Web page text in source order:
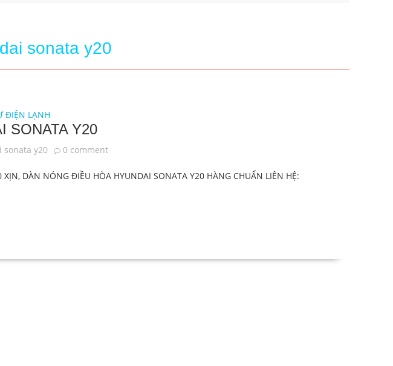
sonata y20
ĐIỆN LẠNH
SONATA Y20
sonata y20 0 comment
DÀN NÓNG ĐIỀU HÒA HYUNDAI SONATA Y20 HÀNG CHUẨN LIÊN HỆ: